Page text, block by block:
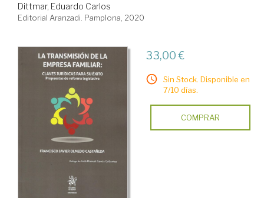
Dittmar, Eduardo Carlos
Editorial Aranzadi. Pamplona, 2020
33,00 €
Sin Stock. Disponible en
7/10 días.
COMPRAR